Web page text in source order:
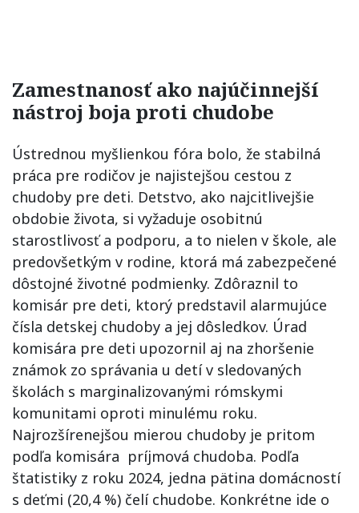
Zamestnanosť ako najúčinnejší
nástroj boja proti chudobe
Ústrednou myšlienkou fóra bolo, že stabilná
práca pre rodičov je najistejšou cestou z
chudoby pre deti. Detstvo, ako najcitlivejšie
obdobie života, si vyžaduje osobitnú
starostlivosť a podporu, a to nielen v škole, ale
predovšetkým v rodine, ktorá má zabezpečené
dôstojné životné podmienky. Zdôraznil to
komisár pre deti, ktorý predstavil alarmujúce
čísla detskej chudoby a jej dôsledkov. Úrad
komisára pre deti upozornil aj na zhoršenie
známok zo správania u detí v sledovaných
školách s marginalizovanými rómskymi
komunitami oproti minulému roku.
Najrozšírenejšou mierou chudoby je pritom
podľa komisára príjmová chudoba. Podľa
štatistiky z roku 2024, jedna pätina domácností
s deťmi (20,4 %) čelí chudobe. Konkrétne ide o